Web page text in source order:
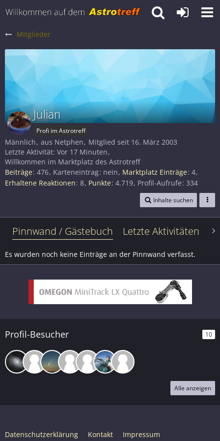
Mitglieder
Julian
Profi im Astrotreff
Männlich aus Netphen
Mitglied seit 16. März 2003
Letzte Aktivität: Vor 17 Minuten
Willkommen im Marktplatz des Astrotreff
Beiträge 476 Karteneintrag nein Marktplatz Einträge 4
Erhaltene Reaktionen 8 Punkte 4.719 Profil-Aufrufe 334
Inhalte suchen
Pinnwand / Gästebuch Letzte Aktivitäten
Es wurden noch keine Einträge an der Pinnwand verfasst.
Profil-Besucher 10
Alle anzeigen
Datenschutzerklärung Kontakt Impressum